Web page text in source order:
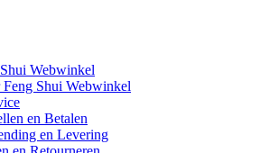
Webwinkel
Feng Shui Webwinkel
en Betalen
en Levering